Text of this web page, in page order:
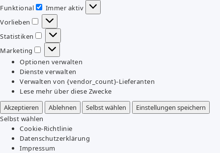
Funktional
Funktional
Immer aktiv
Vorlieben
Vorlieben
Statistiken
Statistiken
Marketing
Marketing
Optionen verwalten
Dienste verwalten
Verwalten von {vendor_count}-Lieferanten
Lese mehr über diese Zwecke
Akzeptieren
Ablehnen Selbst wählen
Einstellungen speichern
Selbst wählen
Cookie-Richtlinie
Datenschutzerklärung
Impressum